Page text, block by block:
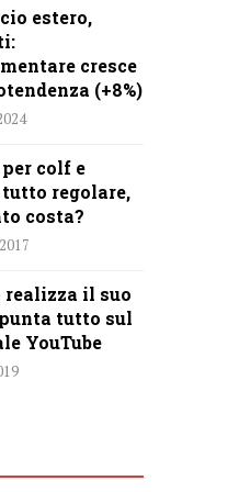
estero,
cresce
(+8%)
colf e
regolare,
costa?
realizza il suo
tutto sul
YouTube